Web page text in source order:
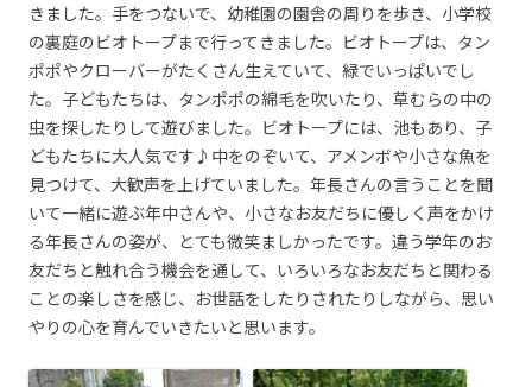
きました。手をつないで、幼稚園の園舎の周りを歩き、小学校
の裏庭のビオトープまで行ってきました。ビオトープは、タン
ポポやクローバーがたくさん生えていて、緑でいっぱいでし
た。子どもたちは、タンポポの綿毛を吹いたり、草むらの中の
虫を探したりして遊びました。ビオトープには、池もあり、子
どもたちに大人気です♪中をのぞいて、アメンボや小さな魚を
見つけて、大歓声を上げていました。年長さんの言うことを聞
いて一緒に遊ぶ年中さんや、小さなお友だちに優しく声をかけ
る年長さんの姿が、とても微笑ましかったです。違う学年のお
友だちと触れ合う機会を通して、いろいろなお友だちと関わる
ことの楽しさを感じ、お世話をしたりされたりしながら、思い
やりの心を育んでいきたいと思います。